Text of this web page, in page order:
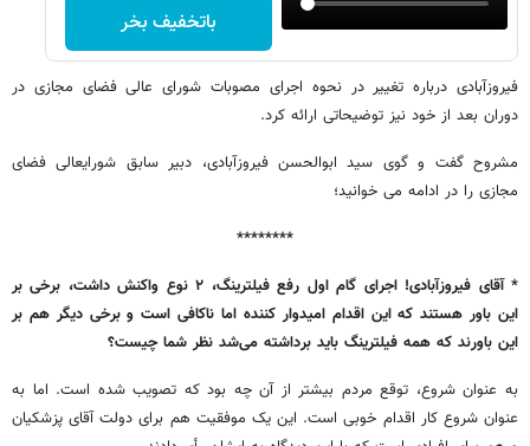
باتخفیف بخر
فیروزآبادی درباره تغییر در نحوه اجرای مصوبات شورای عالی فضای مجازی در
دوران بعد از خود نیز توضیحاتی ارائه کرد.
مشروح گفت و گوی سید ابوالحسن فیروزآبادی، دبیر سابق شورایعالی فضای
مجازی را در ادامه می خوانید؛
********
* آقای فیروزآبادی! اجرای گام اول رفع فیلترینگ، ۲ نوع واکنش داشت، برخی بر
این باور هستند که این اقدام امیدوار کننده اما ناکافی است و برخی دیگر هم بر
این باورند که همه فیلترینگ باید برداشته می‌شد نظر شما چیست؟
به عنوان شروع، توقع مردم بیشتر از آن چه بود که تصویب شده است. اما به
عنوان شروع کار اقدام خوبی است. این یک موفقیت هم برای دولت آقای پزشکیان